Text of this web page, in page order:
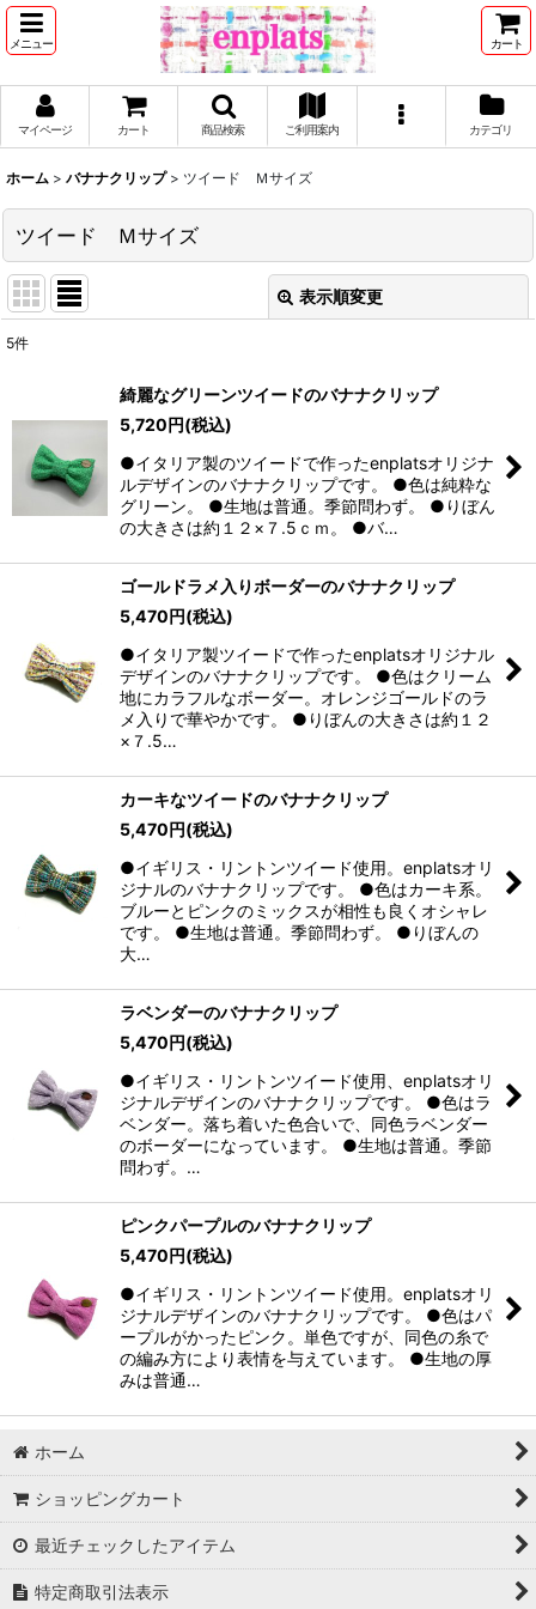
メニュー カート
マイページ カート 商品検索 ご利用案内 カテゴリ
ホーム > バナナクリップ > ツイード Ｍサイズ
ツイード Ｍサイズ
表示順変更
絞り込む
5件
綺麗なグリーンツイードのバナナクリップ
5,720円(税込)
●イタリア製のツイードで作ったenplatsオリジナ
ルデザインのバナナクリップです。 ●色は純粋な
グリーン。 ●生地は普通。季節問わず。 ●りぼん
の大きさは約１２×７.5ｃｍ。 ●バ…
ゴールドラメ入りボーダーのバナナクリップ
5,470円(税込)
●イタリア製ツイードで作ったenplatsオリジナル
デザインのバナナクリップです。 ●色はクリーム
地にカラフルなボーダー。オレンジゴールドのラ
メ入りで華やかです。 ●りぼんの大きさは約１２
×７.5…
カーキなツイードのバナナクリップ
5,470円(税込)
●イギリス・リントンツイード使用。enplatsオリ
ジナルのバナナクリップです。 ●色はカーキ系。
ブルーとピンクのミックスが相性も良くオシャレ
です。 ●生地は普通。季節問わず。 ●りぼんの
大…
ラベンダーのバナナクリップ
5,470円(税込)
●イギリス・リントンツイード使用、enplatsオリ
ジナルデザインのバナナクリップです。 ●色はラ
ベンダー。落ち着いた色合いで、同色ラベンダー
のボーダーになっています。 ●生地は普通。季節
問わず。…
ピンクパープルのバナナクリップ
5,470円(税込)
●イギリス・リントンツイード使用。enplatsオリ
ジナルデザインのバナナクリップです。 ●色はパ
ープルがかったピンク。単色ですが、同色の糸で
の編み方により表情を与えています。 ●生地の厚
みは普通…
ホーム
ショッピングカート
最近チェックしたアイテム
特定商取引法表示